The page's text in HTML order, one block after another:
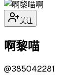
啊
关注
啊黎喵
@385042281